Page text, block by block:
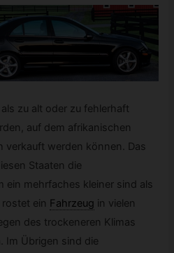
zu alt oder zu fehlerhaft
auf dem afrikanischen
verkauft werden können. Das
Staaten die
ein mehrfaches kleiner sind als
ein Fahrzeug in vielen
des trockeneren Klimas
Im Übrigen sind die